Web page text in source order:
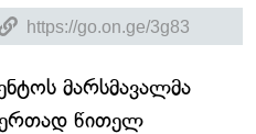
მარსმავალმა
ერთად წითელ